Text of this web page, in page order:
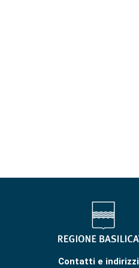
Contatti e indirizzi